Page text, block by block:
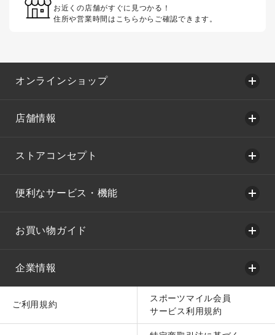
お近くの店舗がすぐに見つかる！
住所や営業時間はこちらからご確認できます。
オンラインショップ
店舗情報
ストアコンセプト
便利なサービス・機能
お買い物ガイド
企業情報
ご利用規約
スポーツマイル会員
サービス利用規約